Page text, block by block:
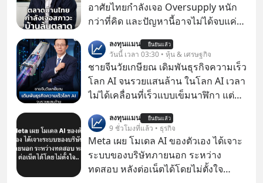
อาศัยไทยกำลังเจอ Oversupply หนัก
กว่าที่คิด และปัญหานี้อาจไม่ได้จบแค่
ล้นตลาด #เศรษฐกิจไทย #EICAround
#SCBThailand สามารถดูคลิปที่
youtube ประกอบได้ที่ link :
https://youtube.com/shorts/-
ลงทุนแมน ยืนยันแล้ว
วันนี้ เวลา 03:30 • หุ้น & เศรษฐกิจ
ชายจีนวัยเกษียณ เดิมพันธุรกิจความเร็ว
โลก AI จนรวยแสนล้าน ในโลก AI เวลา
ไม่ได้เคลื่อนที่เร็วแบบเข็มนาฬิกา แต่
ลงทุนแมน ยืนยันแล้ว
9 ชั่วโมงที่แล้ว • ธุรกิจ
Meta เผย โมเดล AI ของตัวเอง ได้เจาะ
ระบบของบริษัทภายนอก ระหว่าง
ทดสอบ หลังต่อเน็ตได้โดยไม่ตั้งใจ